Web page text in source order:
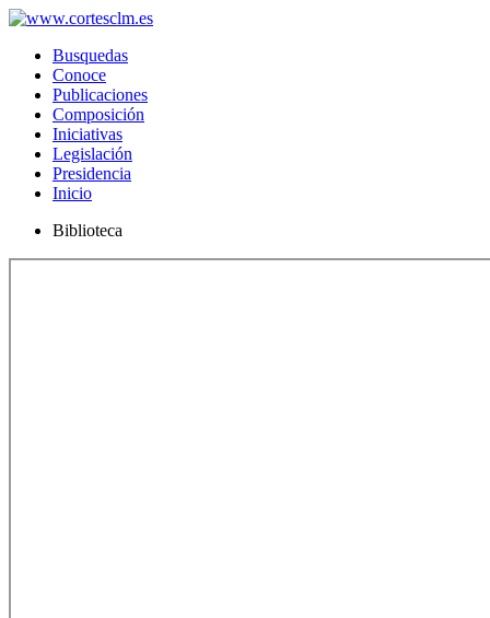
Busquedas
Conoce
Publicaciones
Composición
Iniciativas
Legislación
Presidencia
Inicio
Biblioteca